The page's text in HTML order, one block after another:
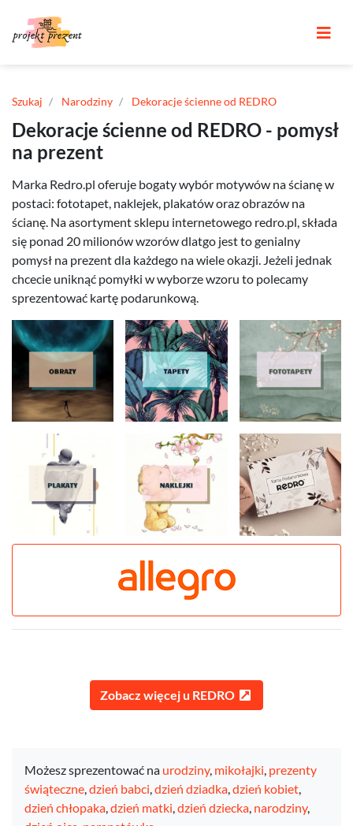
Szukaj Narodziny Dekoracje ścienne od REDRO
Dekoracje ścienne od REDRO - pomysł
na prezent
Marka Redro.pl oferuje bogaty wybór motywów na ścianę w
postaci: fototapet, naklejek, plakatów oraz obrazów na
ścianę. Na asortyment sklepu internetowego redro.pl, składa
się ponad 20 milionów wzorów dlatgo jest to genialny
pomysł na prezent dla każdego na wiele okazji. Jeżeli jednak
chcecie uniknąć pomyłki w wyborze wzoru to polecamy
sprezentować kartę podarunkową.
Zobacz więcej u REDRO
Możesz sprezentować na urodziny, mikołajki prezenty
świąteczne dzień babci dzień dziadka dzień kobiet
dzień chłopaka dzień matki dzień dziecka narodziny,